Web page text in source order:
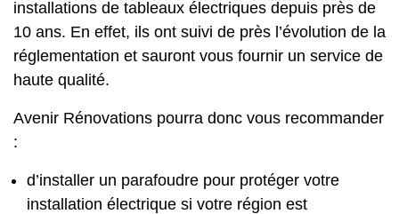
installations de tableaux électriques depuis près de
10 ans. En effet, ils ont suivi de près l’évolution de la
réglementation et sauront vous fournir un service de
haute qualité.
Avenir Rénovations pourra donc vous recommander
:
d’installer un parafoudre pour protéger votre
installation électrique si votre région est